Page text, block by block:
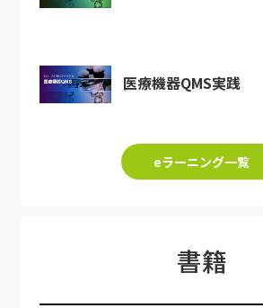
医療機器QMS実践
eラーニング一覧
書籍